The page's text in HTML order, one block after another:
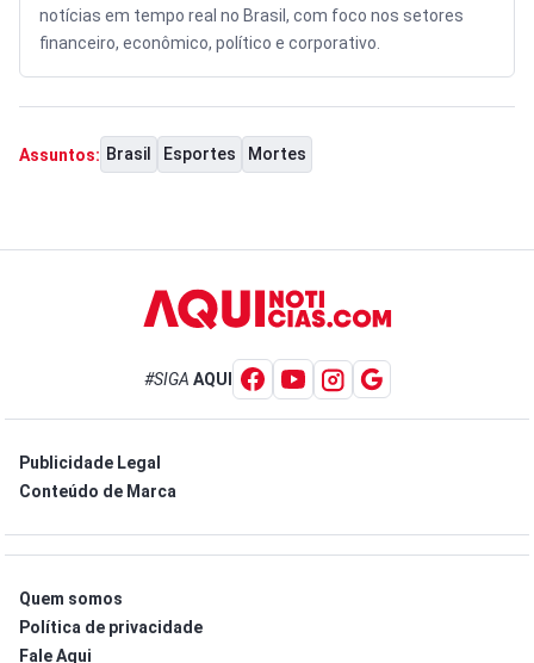
notícias em tempo real no Brasil, com foco nos setores
financeiro, econômico, político e corporativo.
Assuntos: Brasil Esportes Mortes
#SIGA AQUI
Publicidade Legal
Conteúdo de Marca
Quem somos
Política de privacidade
Fale Aqui